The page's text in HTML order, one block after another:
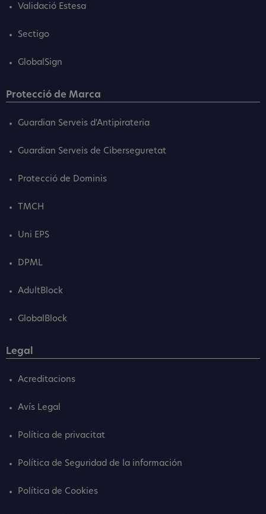
Validació Estesa
Sectigo
GlobalSign
Protecció de Marca
Guardian Serveis d'Antipirateria
Guardian Serveis de Ciberseguretat
Protecció de Dominis
TMCH
Uni EPS
DPML
AdultBlock
GlobalBlock
Legal
Acreditacions
Avís Legal
Política de privacitat
Política de Seguridad de la información
Política de Cookies